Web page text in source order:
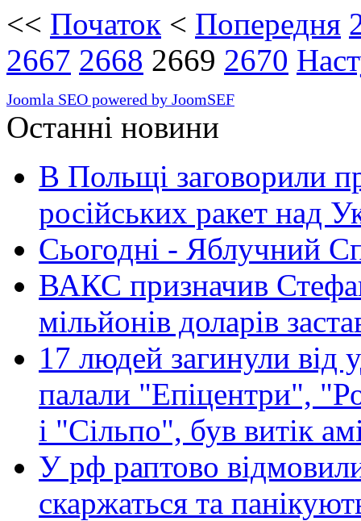
<< Початок < Попередня
2667 2668 2669 2670
Joomla SEO powered by JoomSEF
Останні новини
В Польщі заговорили
російських ракет над
Сьогодні - Яблучний
ВАКС призначив
мільйонів доларів
17 людей загинули від
палали "Епіцентри",
і "Сільпо", був витік
У рф раптово
скаржаться та